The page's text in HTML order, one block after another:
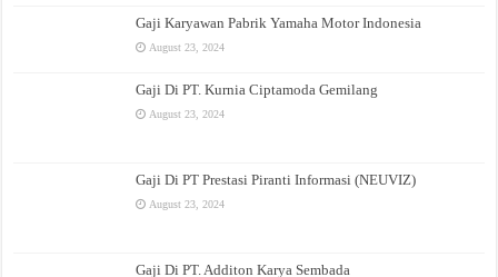
Gaji Karyawan Pabrik Yamaha Motor Indonesia
August 23, 2024
Gaji Di PT. Kurnia Ciptamoda Gemilang
August 23, 2024
Gaji Di PT Prestasi Piranti Informasi (NEUVIZ)
August 23, 2024
Gaji Di PT. Additon Karya Sembada